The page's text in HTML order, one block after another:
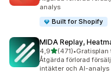
analys
Built for Shopify
MIDA Replay,
4,9av 5 stjärnor
(471)
471 recensioner totalt
•
Åtgärda förlorad
intäkter och AI-analys